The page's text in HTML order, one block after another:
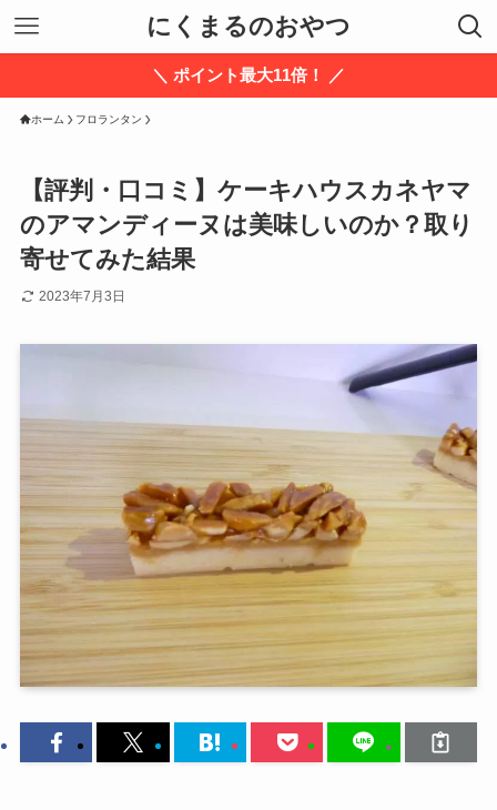
にくまるのおやつ
＼ ポイント最大11倍！ ／
ホーム フロランタン
【評判・口コミ】ケーキハウスカネヤマ
のアマンディーヌは美味しいのか？取り
寄せてみた結果
2023年7月3日